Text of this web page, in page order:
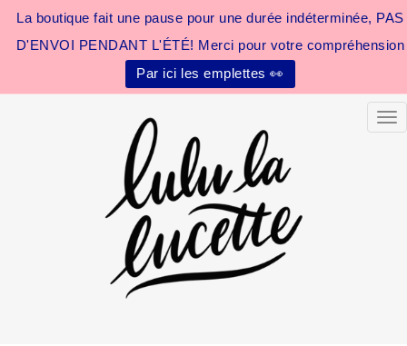
La boutique fait une pause pour une durée indéterminée, PAS
D'ENVOI PENDANT L'ÉTÉ! Merci pour votre compréhension
Par ici les emplettes 👀